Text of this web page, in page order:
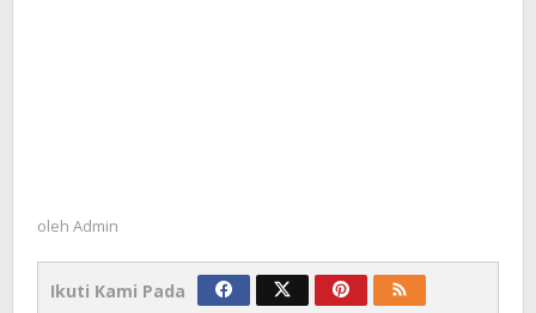
oleh Admin
Ikuti Kami Pada